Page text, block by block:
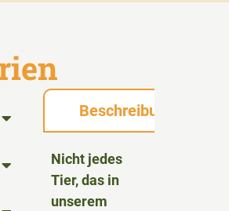
Beschreibung
Nicht jedes
Tier, das in
unserem